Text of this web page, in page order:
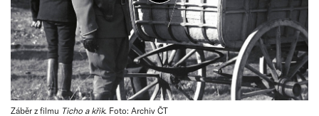
Záběr z filmu Ticho a křik. Foto: Archiv ČT